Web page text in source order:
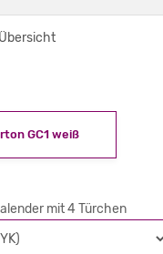
GC1 weiß
mit 4 Türchen